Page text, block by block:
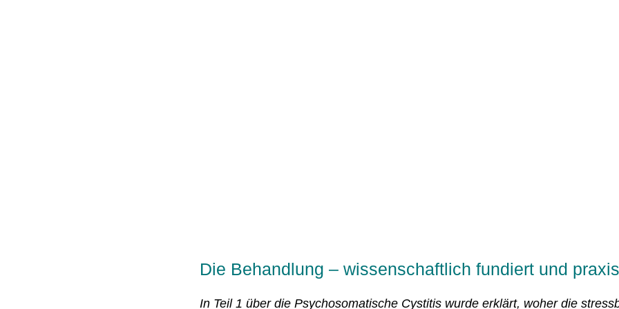
Die Behandlung – wissenschaftlich fundiert und
In Teil 1 über die Psychosomatische Cystitis wurde erklärt, woher die